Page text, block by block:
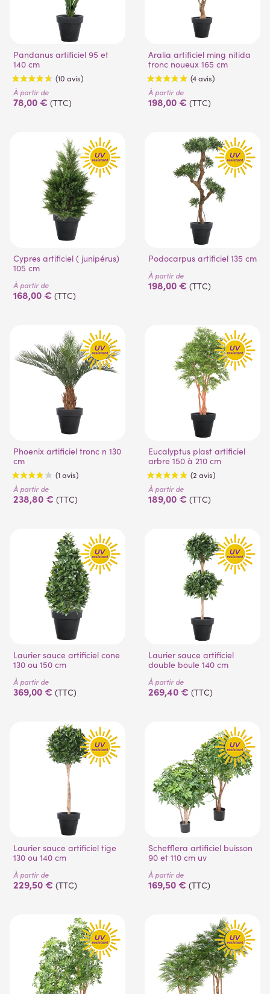
Pandanus artificiel 95 et
140 cm
(10 avis)
À partir de
78,00 € (TTC)
Aralia artificiel ming nitida
tronc noueux 165 cm
(4 avis)
À partir de
198,00 € (TTC)
Cypres artificiel ( junipérus)
105 cm
À partir de
168,00 € (TTC)
Podocarpus artificiel 135 cm
À partir de
198,00 € (TTC)
Phoenix artificiel tronc n 130
cm
(1 avis)
À partir de
238,80 € (TTC)
Eucalyptus plast artificiel
arbre 150 à 210 cm
(2 avis)
À partir de
189,00 € (TTC)
Laurier sauce artificiel cone
130 ou 150 cm
À partir de
369,00 € (TTC)
Laurier sauce artificiel
double boule 140 cm
À partir de
269,40 € (TTC)
Laurier sauce artificiel tige
130 ou 140 cm
À partir de
229,50 € (TTC)
Schefflera artificiel buisson
90 et 110 cm uv
À partir de
169,50 € (TTC)